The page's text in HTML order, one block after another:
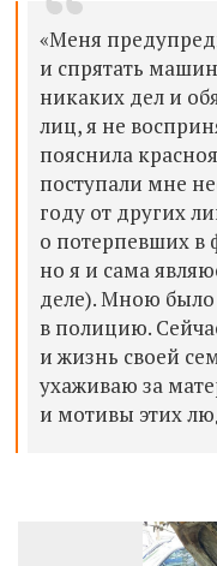
«Меня
и спрятать
никаких дел и
лиц, я не
пояснила
поступали мне
году от других
о потерпевших
но я и сама
деле). Мною было
в полицию.
и жизнь своей
ухаживаю за
и мотивы этих